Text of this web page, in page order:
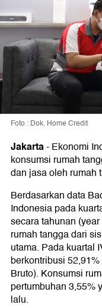
Foto : Dok. Home Credit
Jakarta-Ekonomi
konsumsi rumah
dan jasa oleh rumah
Berdasarkan data
Indonesia pada
secara tahunan
rumah tangga dari
utama. Pada kuartal
berkontribusi
Bruto). Konsumsi
pertumbuhan 3,55%
lalu.